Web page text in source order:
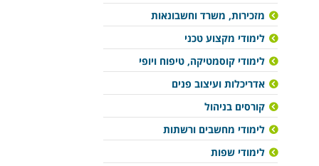
מזכירות, משרד וחשבונאות
לימודי מקצוע טכני
לימודי קוסמטיקה, טיפוח ויופי
אדריכלות ועיצוב פנים
קורסים בניהול
לימודי מחשבים ורשתות
לימודי שפות